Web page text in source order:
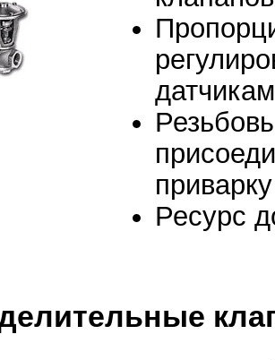
приварку
Ресурс